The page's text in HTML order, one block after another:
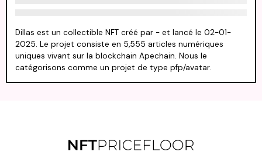
Dillas est un collectible NFT créé par - et lancé le 02-01-
2025. Le projet consiste en 5,555 articles numériques
uniques vivant sur la blockchain Apechain. Nous le
catégorisons comme un projet de type pfp/avatar.